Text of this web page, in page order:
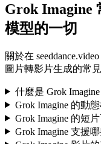
Grok Imagine
模型的一切
關於在
圖片轉影片生成的常見
什麼是 Grok Imagine
Grok Imagine 的動
Grok Imagine 的短
Grok Imagine 支援